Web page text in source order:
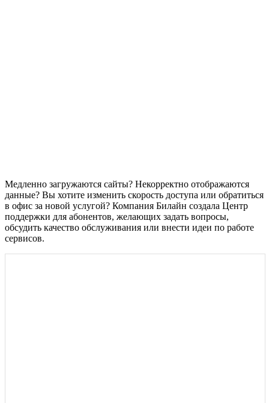
Медленно загружаются сайты? Некорректно отображаются
данные? Вы хотите изменить скорость доступа или обратиться
в офис за новой услугой? Компания Билайн создала Центр
поддержки для абонентов, желающих задать вопросы,
обсудить качество обслуживания или внести идеи по работе
сервисов.